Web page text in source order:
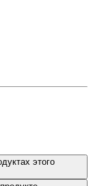
этого